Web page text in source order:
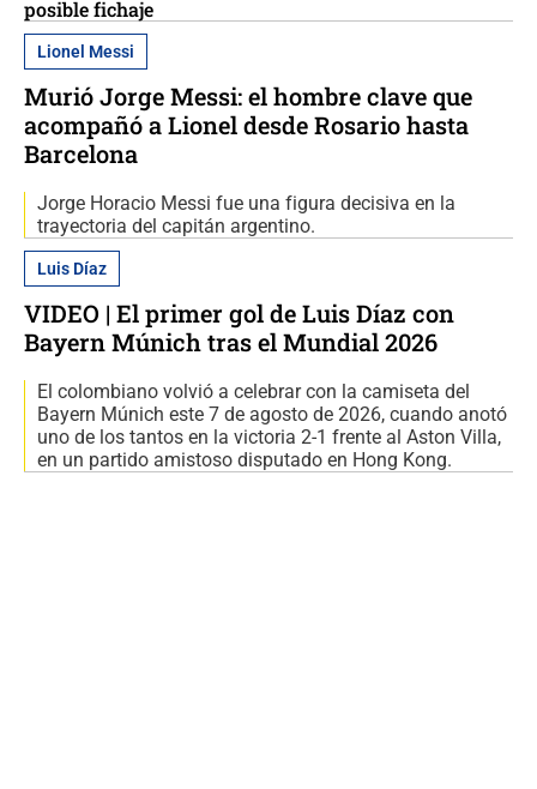
posible fichaje
Lionel Messi
Murió Jorge Messi: el hombre clave que
acompañó a Lionel desde Rosario hasta
Barcelona
Jorge Horacio Messi fue una figura decisiva en la
trayectoria del capitán argentino.
Luis Díaz
VIDEO | El primer gol de Luis Díaz con
Bayern Múnich tras el Mundial 2026
El colombiano volvió a celebrar con la camiseta del
Bayern Múnich este 7 de agosto de 2026, cuando anotó
uno de los tantos en la victoria 2-1 frente al Aston Villa,
en un partido amistoso disputado en Hong Kong.